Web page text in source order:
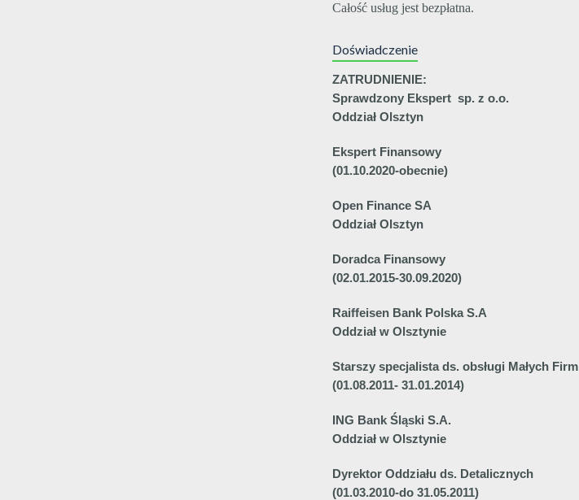
Całość usług jest bezpłatna.
Doświadczenie
ZATRUDNIENIE:
Sprawdzony Ekspert sp. z o.o.
Oddział Olsztyn
Ekspert Finansowy
(01.10.2020-obecnie)
Open Finance SA
Oddział Olsztyn
Doradca Finansowy
(02.01.2015-30.09.2020)
Raiffeisen Bank Polska S.A
Oddział w Olsztynie
Starszy specjalista ds. obsługi Małych Firm
(01.08.2011- 31.01.2014)
ING Bank Śląski S.A.
Oddział w Olsztynie
Dyrektor Oddziału ds. Detalicznych
(01.03.2010-do 31.05.2011)